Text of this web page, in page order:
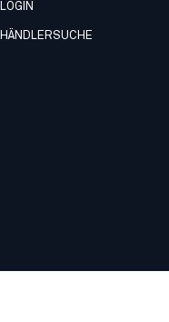
LOGIN
HÄNDLERSUCHE